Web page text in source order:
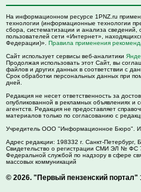
На информационном ресурсе 1PNZ.ru
технологии (информационные технологии
сбора, систематизации и анализа сведений,
пользователей сети «Интернет»,
Федерации)». Правила применения
Сайт использует сервисы веб-аналитики
Продолжая использовать этот Сайт, вы
файлов и других данных в соответствии с
Срок обработки персональных данных при
дней.
Редакция не несет ответственность за
опубликованной в рекламных объявлениях
агентств. Редакция не предоставляет
материалов только по согласованию с
Учредитель ООО "Информационное Бюро".
Адрес редакции: 198332 г. Санкт-Петербург,
Свидетельство о регистрации СМИ ЭЛ № ФС
Федеральной службой по надзору в сфере
массовых коммуникаций
© 2026. "Первый пензенский портал"